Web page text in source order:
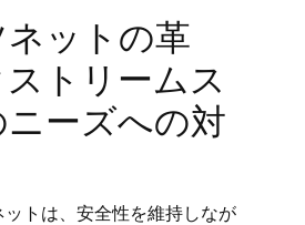
ネットの革
トリームス
ーズへの対
ットは、安全性を維持しなが